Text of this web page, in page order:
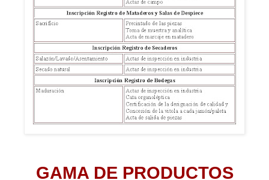
GAMA DE PRODUCTOS